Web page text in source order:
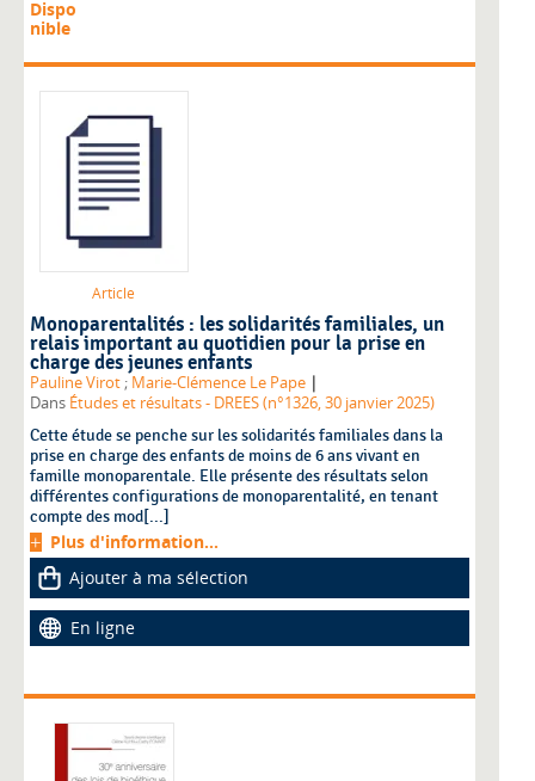
Dispo
nible
Article
Monoparentalités : les solidarités familiales, un
relais important au quotidien pour la prise en
charge des jeunes enfants
Pauline Virot ; Marie-Clémence Le Pape |
Dans Études et résultats - DREES (n°1326, 30 janvier 2025)
Cette étude se penche sur les solidarités familiales dans la
prise en charge des enfants de moins de 6 ans vivant en
famille monoparentale. Elle présente des résultats selon
différentes configurations de monoparentalité, en tenant
compte des mod[...]
Plus d'information...
Ajouter à ma sélection
En ligne